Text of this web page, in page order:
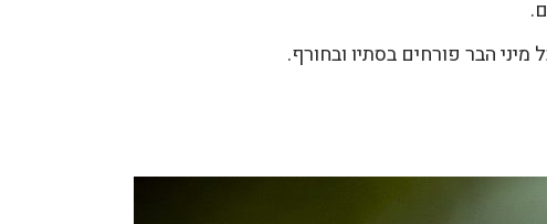
מיני הבר פורחים בסתיו ובחורף.